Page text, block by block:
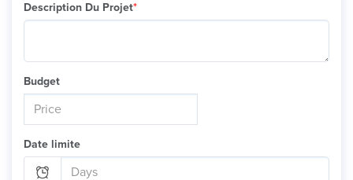
Description Du Projet*
Budget
Date limite